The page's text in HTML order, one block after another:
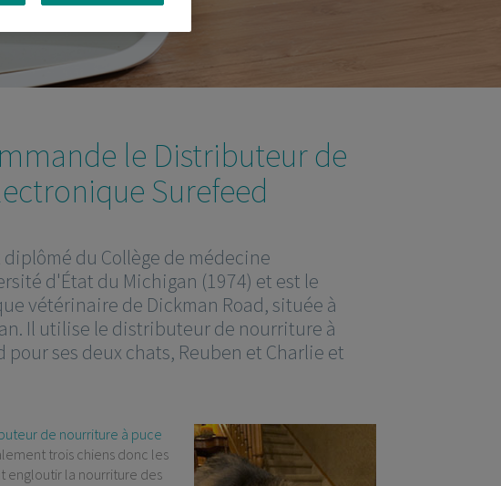
le Distributeur de
Surefeed
diplômé du Collège de médecine
d'État du Michigan (1974) et est le
vétérinaire de Dickman Road, située à
Il utilise le distributeur de nourriture à
ses deux chats, Reuben et Charlie et
de nourriture à puce
trois chiens donc les
engloutir la nourriture des